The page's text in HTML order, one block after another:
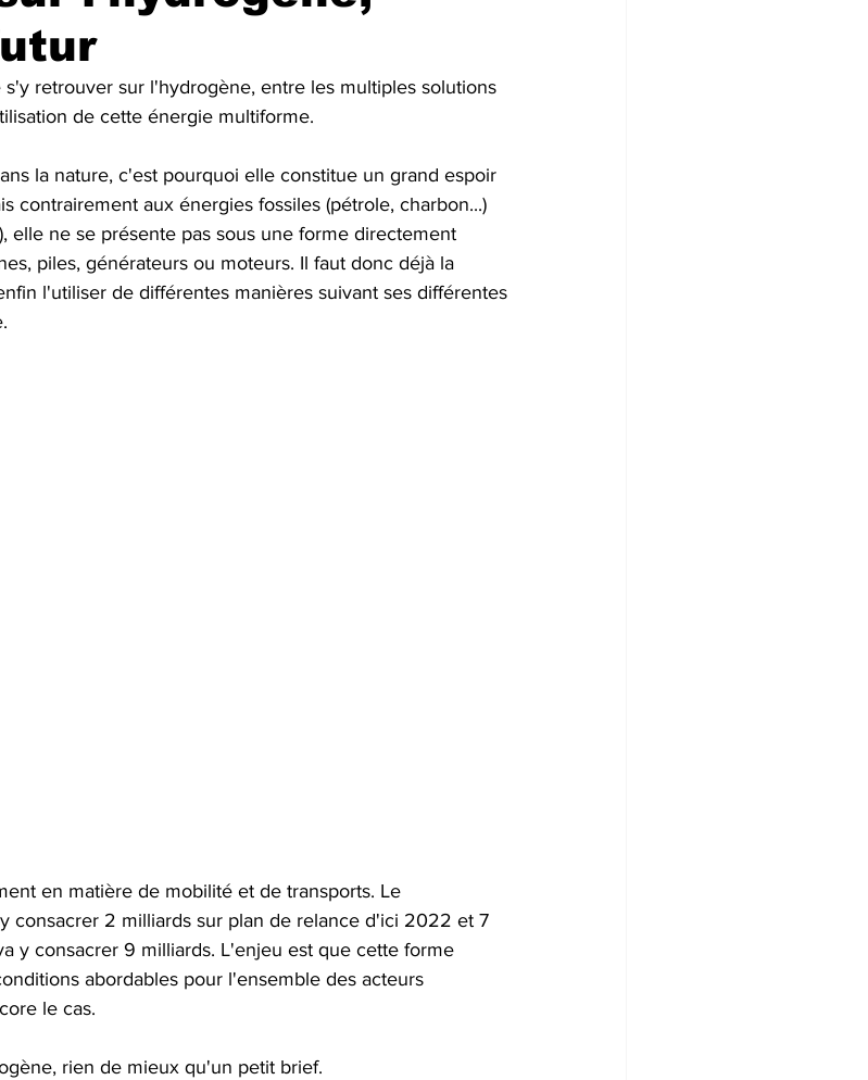
review
retrouver sur l'hydrogène, entre les multiples solutions
de cette énergie multiforme.
la nature, c'est pourquoi elle constitue un grand espoir
contrairement aux énergies fossiles (pétrole, charbon...)
elle ne se présente pas sous une forme directement
piles, générateurs ou moteurs. Il faut donc déjà la
l'utiliser de différentes manières suivant ses différentes
en matière de mobilité et de transports. Le
consacrer 2 milliards sur plan de relance d'ici 2022 et 7
y consacrer 9 milliards. L'enjeu est que cette forme
abordables pour l'ensemble des acteurs
le cas.
rien de mieux qu'un petit brief.